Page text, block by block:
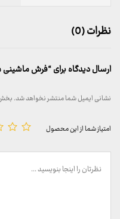
نظرات (0)
ارسال دیدگاه برای “فرش ماشینی
نشانی ایمیل شما منتشر نخواهد شد.
امتیاز شما از این محصول